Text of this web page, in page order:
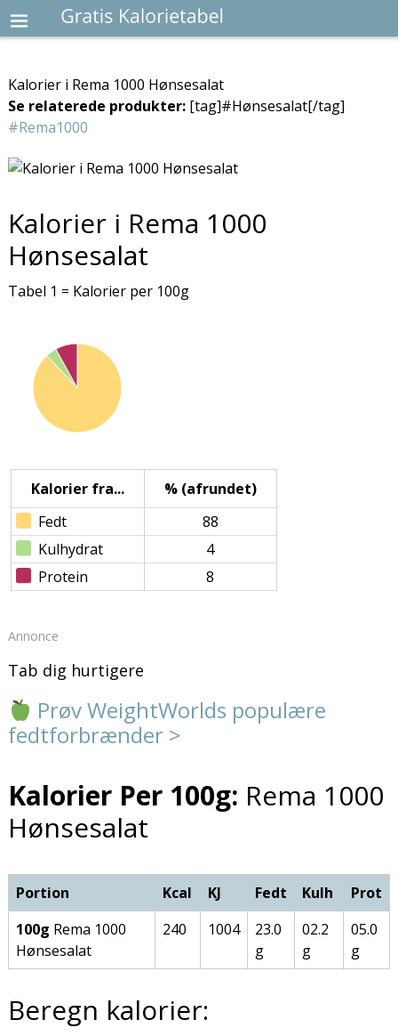
Kalorier i Rema 1000 Hønsesalat
Se relaterede produkter:[tag]#Hønsesalat[/tag]
#Rema1000
Kalorier i Rema 1000
Hønsesalat
Tabel 1 = Kalorier per 100g
Kalorier fra...
% (afrundet)
Fedt
88
Kulhydrat
4
Protein
8
Annonce
Tab dig hurtigere
Prøv WeightWorlds populære
fedtforbrænder >
Kalorier Per 100g: Rema 1000
Hønsesalat
Portion Kcal KJ Fedt Kulh
Prot
100g Rema 1000
Hønsesalat
240 1004
23.0
g
02.2
g
05.0
g
Beregn kalorier: